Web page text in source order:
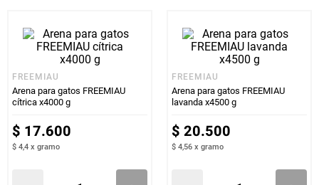
FREEMIAU
Arena para gatos FREEMIAU
cítrica x4000 g
$ 17.600
$ 4,4 x gramo
FREEMIAU
Arena para gatos FREEMIAU
lavanda x4500 g
$ 20.500
$ 4,56 x gramo